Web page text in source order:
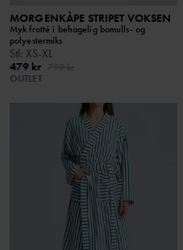
MORGENKÅPE STRIPET VOKSEN
Myk frotté i behagelig bomulls- og
polyestermiks
Stl: XS-XL
479 kr
OUTLET